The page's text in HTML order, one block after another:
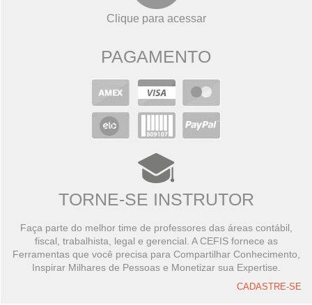
Clique para acessar
PAGAMENTO
TORNE-SE INSTRUTOR
Faça parte do melhor time de professores das áreas contábil,
fiscal, trabalhista, legal e gerencial. A CEFIS fornece as
Ferramentas que você precisa para Compartilhar Conhecimento,
Inspirar Milhares de Pessoas e Monetizar sua Expertise.
CADASTRE-SE